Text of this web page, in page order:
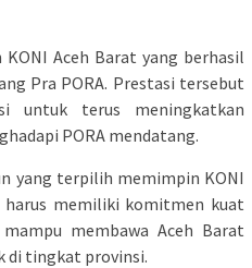
Aceh Barat yang berhasil
Pra PORA. Prestasi tersebut
untuk terus meningkatkan
PORA mendatang.
yang terpilih memimpin KONI
harus memiliki komitmen kuat
membawa Aceh Barat
di tingkat provinsi.